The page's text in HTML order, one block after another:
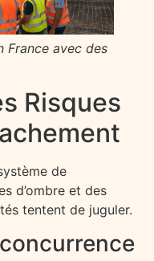
France avec des
Risques
de
d’ombre et des
tentent de juguler.